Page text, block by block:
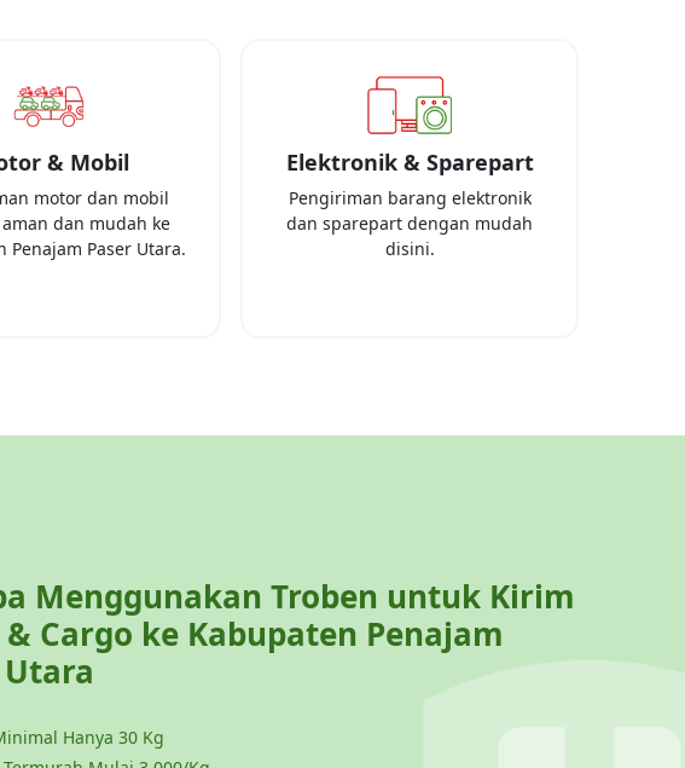
& Mobil
motor dan mobil
dan mudah ke
Penajam Paser Utara.
Elektronik & Sparepart
Pengiriman barang elektronik
dan sparepart dengan mudah
disini.
Menggunakan Troben untuk Kirim
Cargo ke Kabupaten Penajam
Hanya 30 Kg